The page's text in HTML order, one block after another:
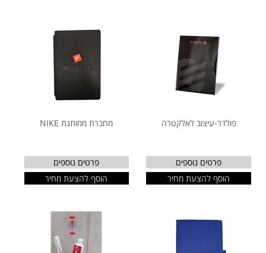
פולדר-עיצוב לאלקטרה
פרטים נוספים
הוסף להצעת מחיר
מחברת ממותגת NIKE
פרטים נוספים
הוסף להצעת מחיר